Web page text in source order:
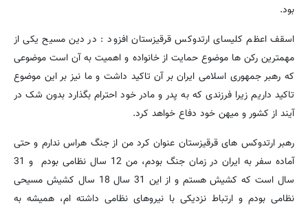
بود.
اسقف اعظم کلیسای ارتدوکس قرقیزستان افزود : در دین مسیح یکی از
مهمترین رکن ها موضوع حمایت از خانواده و اهمیت به آن است موضوعی
که رهبر جمهوری اسلامی ایران بر آن تاکید داشت و ما نیز بر این موضوع
تاکید داریم زیرا فرزندی که به پدر و مادر خود احترام بگذارد بدون شک در
آیند از کشور و میهن خود دفاع خواهد کرد.
رهبر ارتدوکس های قرقیزستان عنوان کرد من از جنگ هراس ندارم و حتی
آماده سفر به ایران در زمان جنگ بودم، من 12 سال نظامی بودم و 31
سال است که کشیش هستم و از این 31 سال 18 سال کشیش مسیحی
نظامی بودم و ارتباط نزدیکی با نیروهای نظامی داشته ام، همیشه به